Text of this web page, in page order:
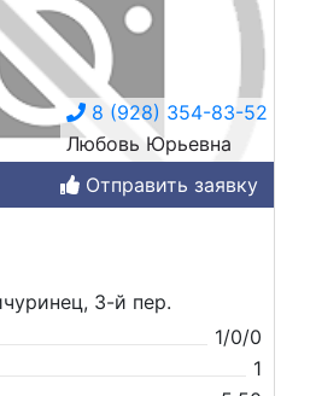
8 (928) 354-83-52
Любовь Юрьевна
Отправить заявку
3-й пер.
1/0/0
1